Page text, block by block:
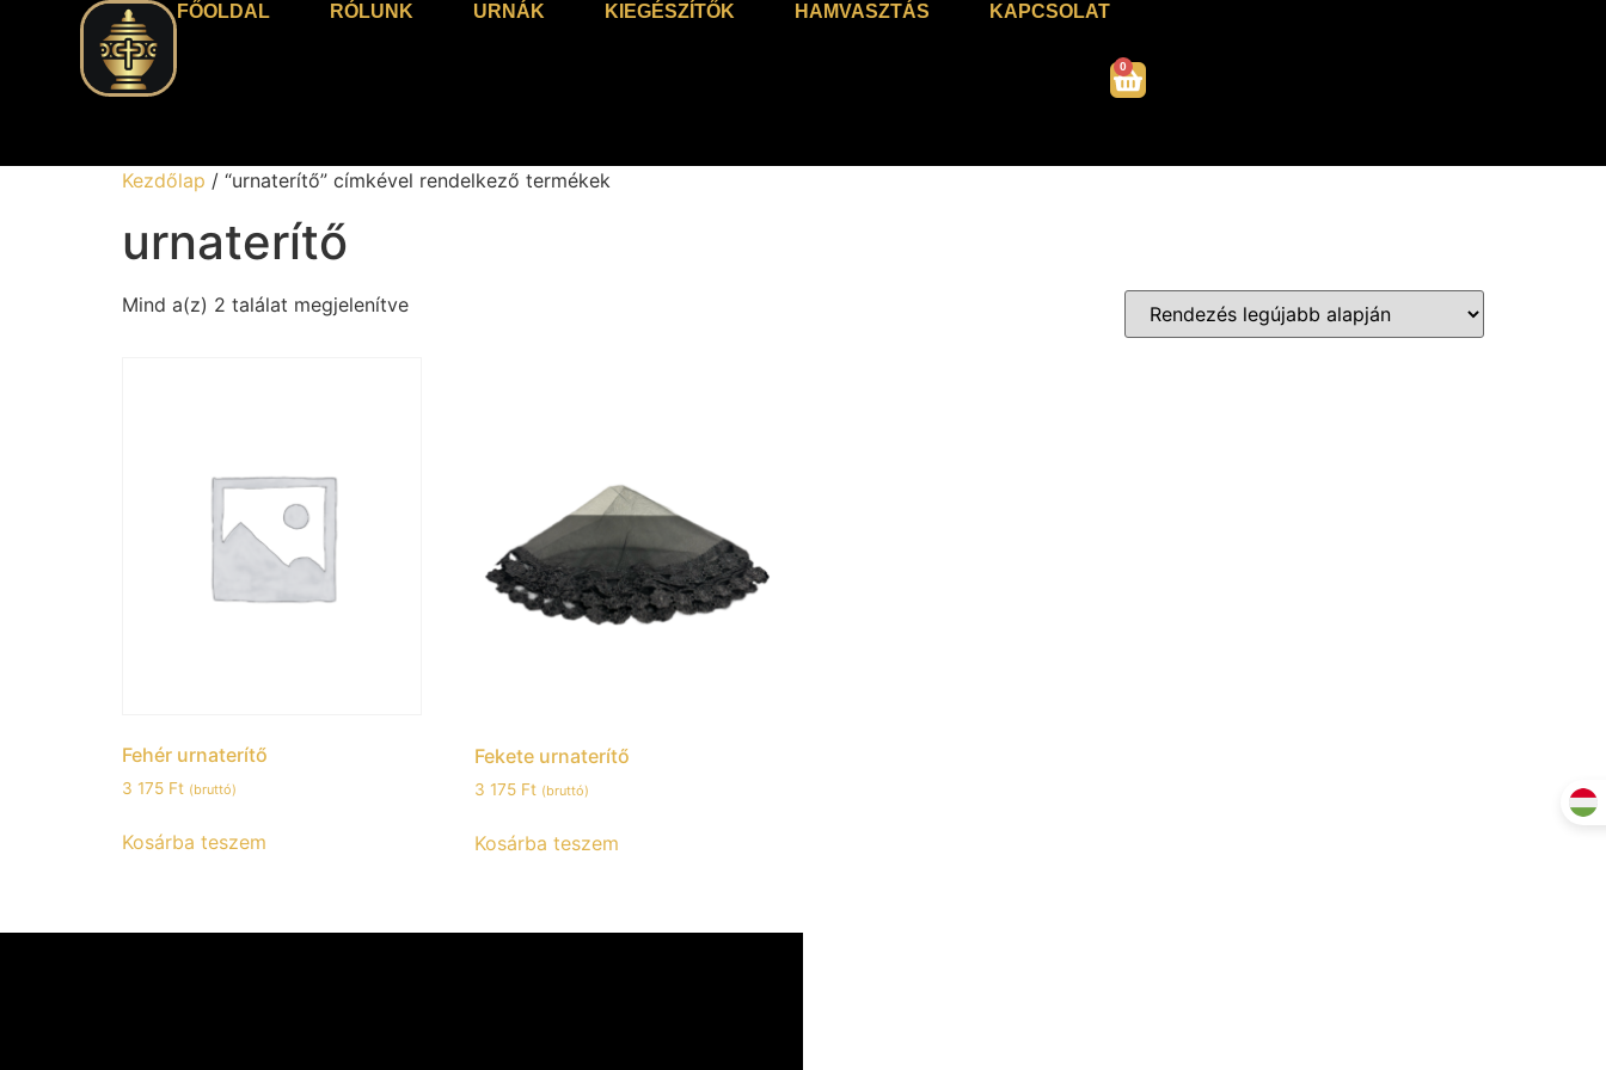
FŐOLDAL RÓLUNK URNÁK KIEGÉSZÍTŐK HAMVASZTÁS KAPCSOLAT
0
Kezdőlap / “urnaterítő” címkével rendelkező termékek
urnaterítő
Mind a(z) 2 találat megjelenítve
Fehér urnaterítő
3 175 Ft (bruttó)
Kosárba teszem
Fekete urnaterítő
3 175 Ft (bruttó)
Kosárba teszem